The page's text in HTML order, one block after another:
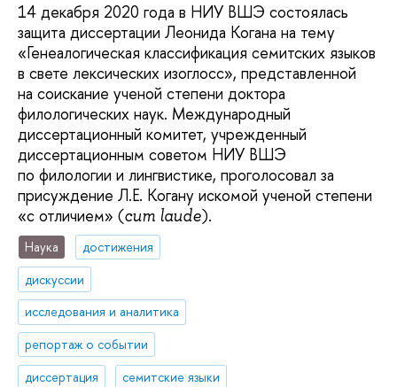
14 декабря 2020 года в НИУ ВШЭ состоялась
защита диссертации Леонида Когана на тему
«Генеалогическая классификация семитских языков
в свете лексических изоглосс», представленной
на соискание ученой степени доктора
филологических наук. Международный
диссертационный комитет, учрежденный
диссертационным советом НИУ ВШЭ
по филологии и лингвистике, проголосовал за
присуждение Л.Е. Когану искомой ученой степени
«с отличием» (cum laude).
Наука
достижения
дискуссии
исследования и аналитика
репортаж о событии
диссертация
семитские языки